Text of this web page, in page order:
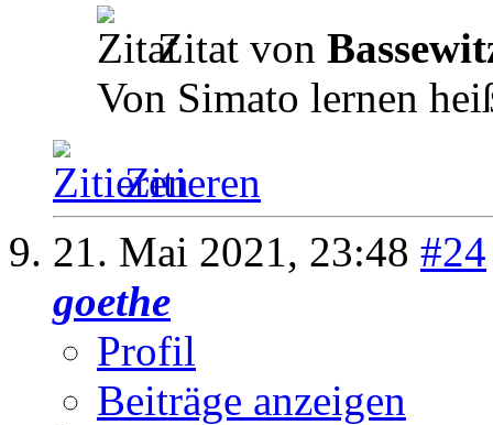
Zitat von
Von Simato lernen
Zitieren
21. Mai 2021, 23:48 #24
goethe
Profil
Beiträge anzeigen